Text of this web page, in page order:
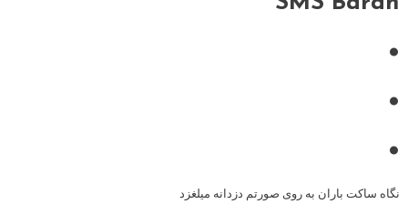
•
•
•
نگاه ساکت باران به روی صورتم دزدانه میلغزد